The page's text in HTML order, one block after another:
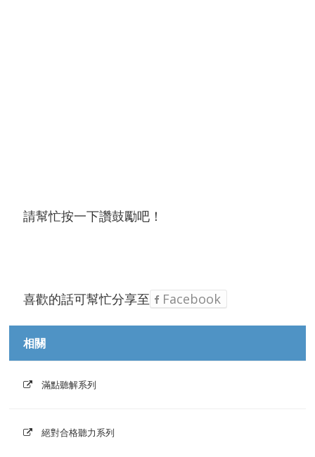
請幫忙按一下讚鼓勵吧！
喜歡的話可幫忙分享至 Facebook
相關
滿點聽解系列
絕對合格聽力系列